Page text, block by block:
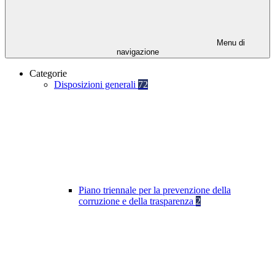
Menu di
navigazione
Categorie
Disposizioni generali 72
Piano triennale per la prevenzione della
corruzione e della trasparenza 2